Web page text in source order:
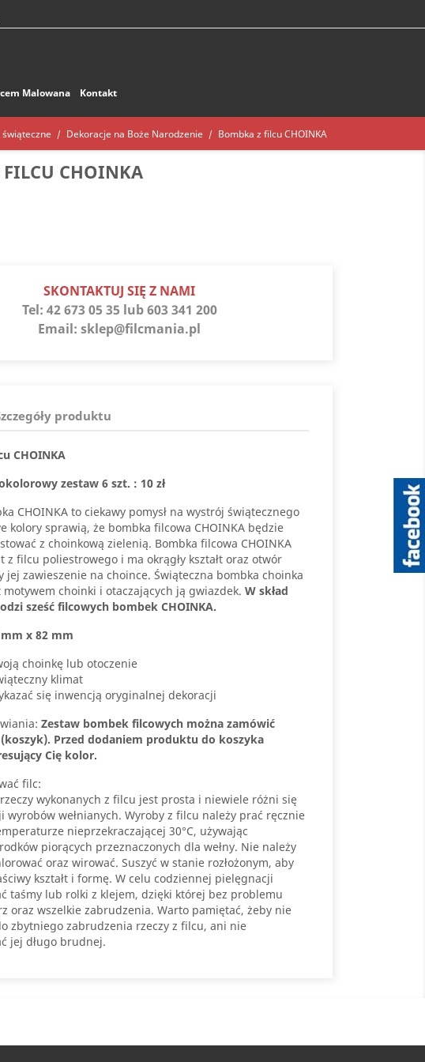
Malowana Kontakt
Dekoracje na Boże Narodzenie Bombka z filcu CHOINKA
CHOINKA
SKONTAKTUJ SIĘ Z NAMI
Tel: 42 673 05 35 lub 603 341 200
Email: sklep@filcmania.pl
produktu
CHOINKA
zestaw 6 szt. : 10 zł
CHOINKA to ciekawy pomysł na wystrój świątecznego
kolory sprawią, że bombka filcowa CHOINKA będzie
z choinkową zielenią. Bombka filcowa CHOINKA
z filcu poliestrowego i ma okrągły kształt oraz otwór
jej zawieszenie na choince. Świąteczna bombka choinka
choinki i otaczających ją gwiazdek. W skład
sześć filcowych bombek CHOINKA.
x 82 mm
choinkę lub otoczenie
klimat
się inwencją oryginalnej dekoracji
Zestaw bombek filcowych można zamówić
Przed dodaniem produktu do koszyka
Cię kolor.
filc:
wykonanych z filcu jest prosta i niewiele różni się
wyrobów wełnianych. Wyroby z filcu należy prać ręcznie
nieprzekraczającej 30°C, używając
piorących przeznaczonych dla wełny. Nie należy
oraz wirować. Suszyć w stanie rozłożonym, aby
kształt i formę. W celu codziennej pielęgnacji
taśmy lub rolki z klejem, dzięki której bez problemu
oraz wszelkie zabrudzenia. Warto pamiętać, żeby nie
zbytniego zabrudzenia rzeczy z filcu, ani nie
jej długo brudnej.